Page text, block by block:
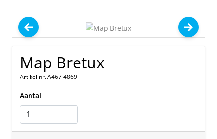
Map Bretux
Artikel nr. A467-4869
Aantal